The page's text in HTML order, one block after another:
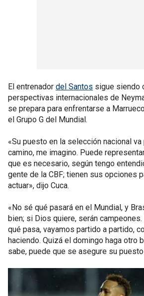
El entrenador del Santos sigue siendo
perspectivas internacionales de
se prepara para enfrentarse a
el Grupo G del Mundial.
«Su puesto en la selección nacional va
camino, me imagino. Puede
que es necesario, según tengo
gente de la CBF; tienen sus opciones
actuar», dijo Cuca.
«No sé qué pasará en el Mundial, y
bien; si Dios quiere, serán
qué pasa, vayamos partido a partido,
haciendo. Quizá el domingo haga otro
sabe, puede que se asegure su